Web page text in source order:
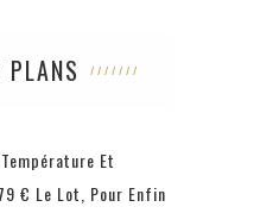
PLANS
Et
€ Le Lot, Pour Enfin